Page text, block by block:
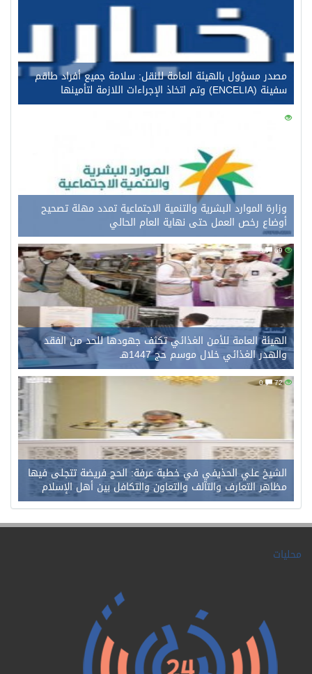
مصدر مسؤول بالهيئة العامة للنقل: سلامة جميع أفراد طاقم
سفينة (ENCELIA) وتم اتخاذ الإجراءات اللازمة لتأمينها
87
وزارة الموارد البشرية والتنمية الاجتماعية تمدد مهلة تصحيح
أوضاع رخص العمل حتى نهاية العام الحالي
69
0
الهيئة العامة للأمن الغذائي تكثف جهودها للحد من الفقد
والهدر الغذائي خلال موسم حج 1447هـ
72
0
الشيخ علي الحذيفي في خطبة عرفة: الحج فريضة تتجلى فيها
مظاهر التعارف والتآلف والتعاون والتكافل بين أهل الإسلام
محليات